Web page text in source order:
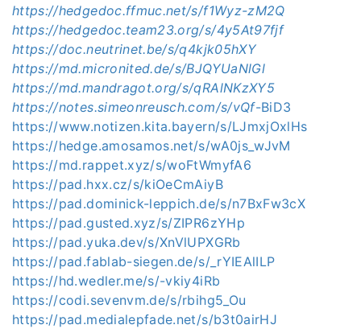
https://hedgedoc.ffmuc.net/s/f1Wyz-zM2Q
https://hedgedoc.team23.org/s/4y5At97fjf
https://doc.neutrinet.be/s/q4kjk05hXY
https://md.micronited.de/s/BJQYUaNlGl
https://md.mandragot.org/s/qRAlNKzXY5
https://notes.simeonreusch.com/s/vQf-BiD3
https://www.notizen.kita.bayern/s/LJmxjOxlHs
https://hedge.amosamos.net/s/wA0js_wJvM
https://md.rappet.xyz/s/woFtWmyfA6
https://pad.hxx.cz/s/kiOeCmAiyB
https://pad.dominick-leppich.de/s/n7BxFw3cX
https://pad.gusted.xyz/s/ZIPR6zYHp
https://pad.yuka.dev/s/XnVlUPXGRb
https://pad.fablab-siegen.de/s/_rYIEAlILP
https://hd.wedler.me/s/-vkiy4iRb
https://codi.sevenvm.de/s/rbihg5_Ou
https://pad.medialepfade.net/s/b3t0airHJ